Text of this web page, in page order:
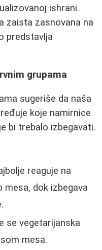
ishrani.
zaista zasnovana na
predstavlja
grupama
sugeriše da naša
koje namirnice
bi trebalo izbegavati.
reaguje na
mesa, dok izbegava
se vegetarijanska
mesa.